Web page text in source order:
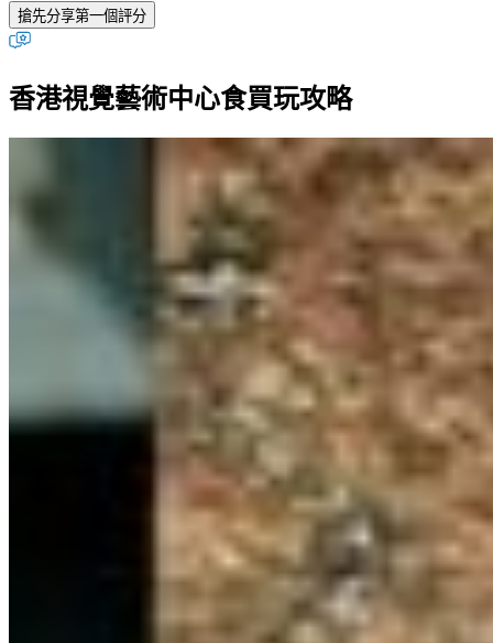
搶先分享第一個評分
香港視覺藝術中心食買玩攻略